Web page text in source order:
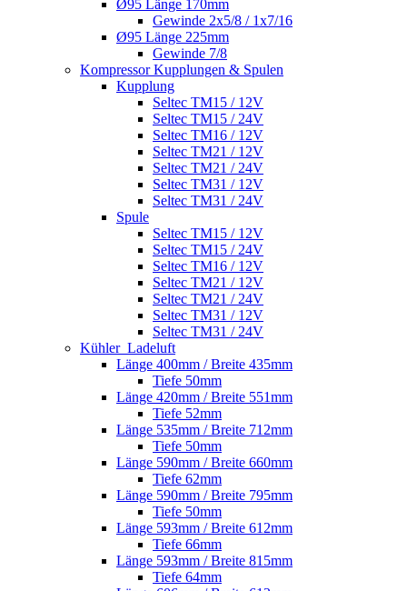
Ø95 Länge 170mm
Gewinde 2x5/8 / 1x7/16
Ø95 Länge 225mm
Gewinde 7/8
Kompressor Kupplungen & Spulen
Kupplung
Seltec TM15 / 12V
Seltec TM15 / 24V
Seltec TM16 / 12V
Seltec TM21 / 12V
Seltec TM21 / 24V
Seltec TM31 / 12V
Seltec TM31 / 24V
Spule
Seltec TM15 / 12V
Seltec TM15 / 24V
Seltec TM16 / 12V
Seltec TM21 / 12V
Seltec TM21 / 24V
Seltec TM31 / 12V
Seltec TM31 / 24V
Kühler_Ladeluft
Länge 400mm / Breite 435mm
Tiefe 50mm
Länge 420mm / Breite 551mm
Tiefe 52mm
Länge 535mm / Breite 712mm
Tiefe 50mm
Länge 590mm / Breite 660mm
Tiefe 62mm
Länge 590mm / Breite 795mm
Tiefe 50mm
Länge 593mm / Breite 612mm
Tiefe 66mm
Länge 593mm / Breite 815mm
Tiefe 64mm